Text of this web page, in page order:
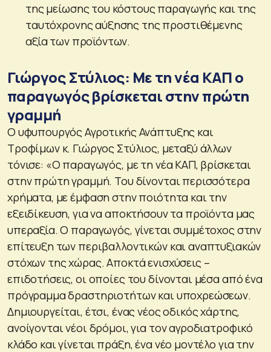
της μείωσης του κόστους παραγωγής και της
ταυτόχρονης αύξησης της προστιθέμενης
αξία των προϊόντων.
Γιώργος Στύλιος: Με τη νέα ΚΑΠ ο
παραγωγός βρίσκεται στην πρώτη
γραμμή
Ο υφυπουργός Αγροτικής Ανάπτυξης και
Τροφίμων κ. Γιώργος Στύλιος, μεταξύ άλλων
τόνισε: «Ο παραγωγός, με τη νέα ΚΑΠ, βρίσκεται
στην πρώτη γραμμή. Του δίνονται περισσότερα
χρήματα, με έμφαση στην ποιότητα και την
εξειδίκευση, για να αποκτήσουν τα προϊόντα μας
υπεραξία. Ο παραγωγός, γίνεται συμμέτοχος στην
επίτευξη των περιβαλλοντικών και αναπτυξιακών
στόχων της χώρας. Αποκτά ενισχύσεις –
επιδοτήσεις, οι οποίες του δίνονται μέσα από ένα
πρόγραμμα δραστηριοτήτων και υποχρεώσεων.
Δημιουργείται, έτσι, ένας νέος οδικός χάρτης,
ανοίγονται νέοι δρόμοι, για τον αγροδιατροφικό
κλάδο και γίνεται πράξη, ένα νέο μοντέλο για την